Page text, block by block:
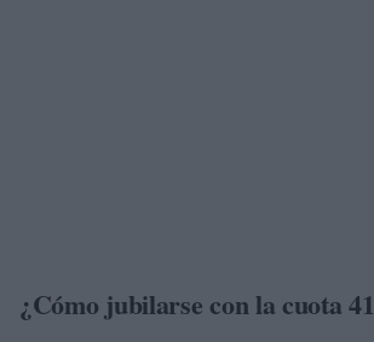
¿Cómo jubilarse con la cuota 41